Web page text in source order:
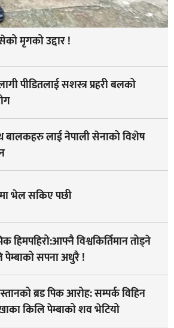
मृगको उद्दार !
पीडितलाई सशस्त्र प्रहरी बलको
बालकहरु लाई नेपाली सेनाको विशेष
भेल सकिए पछी
हिमपहिरो:आफ्नै विश्वकिर्तिमान तोड्ने
पेम्बाको सपना अधुरै !
ब्रड पिक आरोह‌‌: सम्पर्क विहिन
किलि पेम्बाको शव भेटियो